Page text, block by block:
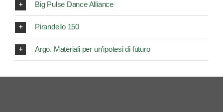
Big Pulse Dance Alliance
Pirandello 150
Argo. Materiali per un'ipotesi di futuro